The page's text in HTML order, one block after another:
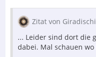
Zitat von Giradischi
... Leider sind dort die
dabei. Mal schauen